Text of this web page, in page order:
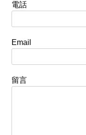
電話
Email
留言